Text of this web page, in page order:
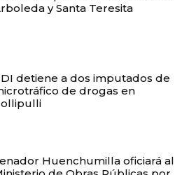
y Santa Teresita
detiene a dos imputados de
de drogas en
Huenchumilla oficiará al